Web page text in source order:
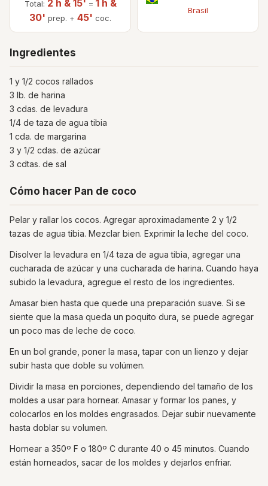
Total: 2 h & 15' = 1 h &
30' prep. + 45' coc.
Brasil
Ingredientes
1 y 1/2 cocos rallados
3 lb. de harina
3 cdas. de levadura
1/4 de taza de agua tibia
1 cda. de margarina
3 y 1/2 cdas. de azúcar
3 cdtas. de sal
Cómo hacer Pan de coco
Pelar y rallar los cocos. Agregar aproximadamente 2 y 1/2
tazas de agua tibia. Mezclar bien. Exprimir la leche del coco.
Disolver la levadura en 1/4 taza de agua tibia, agregar una
cucharada de azúcar y una cucharada de harina. Cuando haya
subido la levadura, agregue el resto de los ingredientes.
Amasar bien hasta que quede una preparación suave. Si se
siente que la masa queda un poquito dura, se puede agregar
un poco mas de leche de coco.
En un bol grande, poner la masa, tapar con un lienzo y dejar
subir hasta que doble su volúmen.
Dividir la masa en porciones, dependiendo del tamaño de los
moldes a usar para hornear. Amasar y formar los panes, y
colocarlos en los moldes engrasados. Dejar subir nuevamente
hasta doblar su volumen.
Hornear a 350º F o 180º C durante 40 o 45 minutos. Cuando
están horneados, sacar de los moldes y dejarlos enfriar.